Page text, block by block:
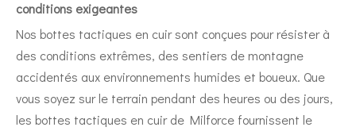
conditions exigeantes
Nos bottes tactiques en cuir sont conçues pour résister à
des conditions extrêmes, des sentiers de montagne
accidentés aux environnements humides et boueux. Que
vous soyez sur le terrain pendant des heures ou des jours,
les bottes tactiques en cuir de Milforce fournissent le